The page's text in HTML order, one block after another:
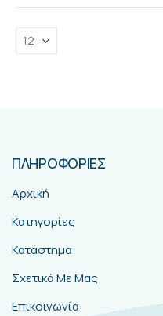
ΠΛΗΡΟΦΟΡΙΕΣ
Αρχική
Κατηγορίες
Κατάστημα
Σχετικά Με Μας
Επικοινωνία